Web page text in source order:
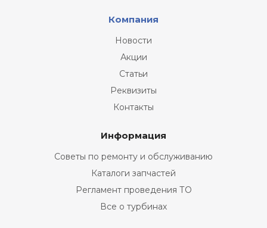
Компания
Новости
Акции
Статьи
Реквизиты
Контакты
Информация
Советы по ремонту и обслуживанию
Каталоги запчастей
Регламент проведения ТО
Все о турбинах